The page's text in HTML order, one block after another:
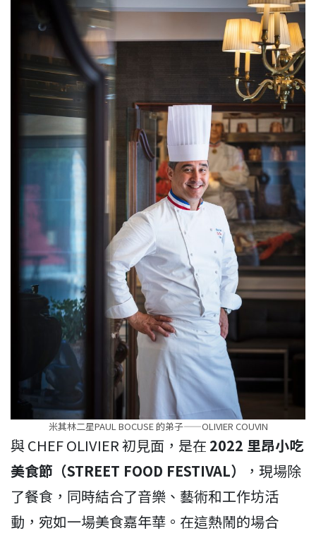
米其林二星PAUL BOCUSE 的弟子——OLIVIER COUVIN
與 CHEF OLIVIER 初見面，是在 2022 里昂小吃
美食節（STREET FOOD FESTIVAL）
，現場除
了餐食，同時結合了音樂、藝術和工作坊活
動，宛如一場美食嘉年華。在這熱鬧的場合